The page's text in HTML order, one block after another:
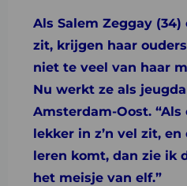
Als Salem Zeggay
zit, krijgen haar
niet te veel van haar
Nu werkt ze als
Amsterdam-Oost.
lekker in z’n vel zit,
leren komt, dan zie ik
het meisje van elf.”